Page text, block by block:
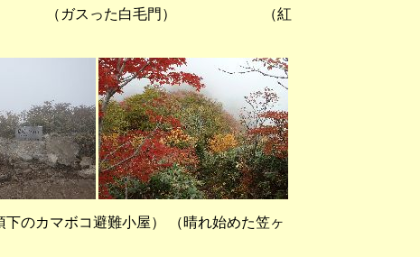
スった白毛門） （紅
コ避難小屋） （晴れ始めた笠ヶ